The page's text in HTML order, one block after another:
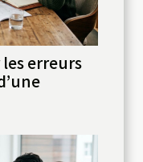
les erreurs